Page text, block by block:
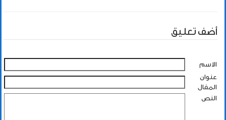
أضف تعليق
الاسم
عنوان
المقال
النص